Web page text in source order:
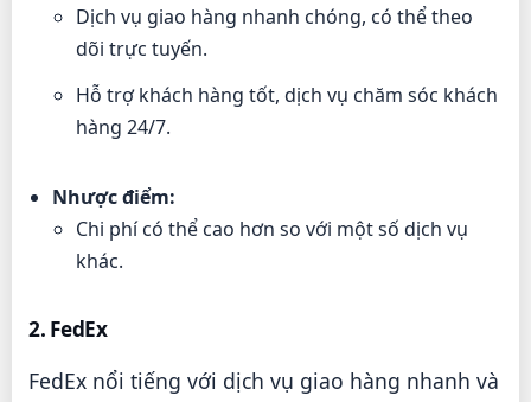
Dịch vụ giao hàng nhanh chóng, có thể theo
dõi trực tuyến.
Hỗ trợ khách hàng tốt, dịch vụ chăm sóc khách
hàng 24/7.
Nhược điểm:
Chi phí có thể cao hơn so với một số dịch vụ
khác.
2. FedEx
FedEx nổi tiếng với dịch vụ giao hàng nhanh và